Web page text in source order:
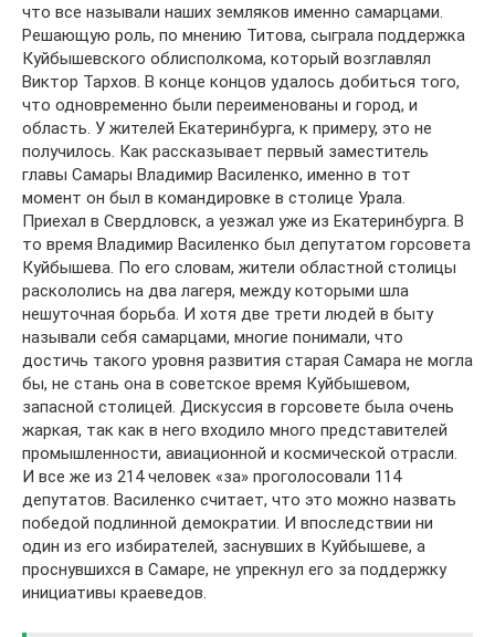
что все называли наших земляков именно самарцами.
Решающую роль, по мнению Титова, сыграла поддержка
Куйбышевского облисполкома, который возглавлял
Виктор Тархов. В конце концов удалось добиться того,
что одновременно были переименованы и город, и
область. У жителей Екатеринбурга, к примеру, это не
получилось. Как рассказывает первый заместитель
главы Самары Владимир Василенко, именно в тот
момент он был в командировке в столице Урала.
Приехал в Свердловск, а уезжал уже из Екатеринбурга. В
то время Владимир Василенко был депутатом горсовета
Куйбышева. По его словам, жители областной столицы
раскололись на два лагеря, между которыми шла
нешуточная борьба. И хотя две трети людей в быту
называли себя самарцами, многие понимали, что
достичь такого уровня развития старая Самара не могла
бы, не стань она в советское время Куйбышевом,
запасной столицей. Дискуссия в горсовете была очень
жаркая, так как в него входило много представителей
промышленности, авиационной и космической отрасли.
И все же из 214 человек «за» проголосовали 114
депутатов. Василенко считает, что это можно назвать
победой подлинной демократии. И впоследствии ни
один из его избирателей, заснувших в Куйбышеве, а
проснувшихся в Самаре, не упрекнул его за поддержку
инициативы краеведов.